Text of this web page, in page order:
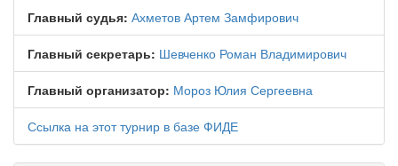
Главный судья: Ахметов Артем Замфирович
Главный секретарь: Шевченко Роман Владимирович
Главный организатор: Мороз Юлия Сергеевна
Ссылка на этот турнир в базе ФИДЕ